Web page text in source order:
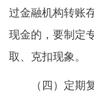
过金融机构转账
现金的，要制定
取、克扣现象。
（四）定期复